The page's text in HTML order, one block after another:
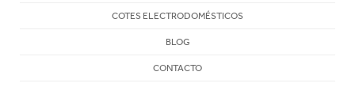
COTES ELECTRODOMÉSTICOS
BLOG
CONTACTO